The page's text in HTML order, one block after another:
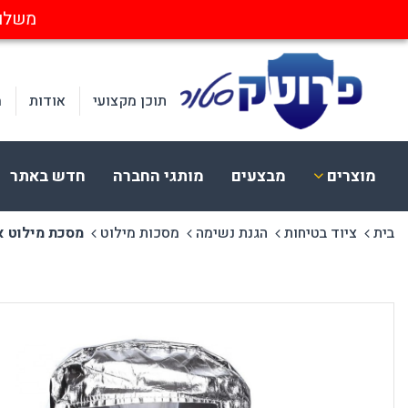
משלוחים
תוכן מקצועי אודות
מוצרים
ציוד בטיחות
הגנת פנים וראש
הלבשה
חד פעמי ומתכלה
הנעלה
CERVA
מבצעים מותגי החברה חדש באתר
בית ציוד בטיחות הגנת נשימה מסכות מילוט מסכת מילוט